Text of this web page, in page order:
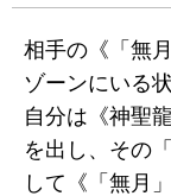
相手の《「無
ゾーンにいる
自分は《神聖
を出し、その
して《「無月